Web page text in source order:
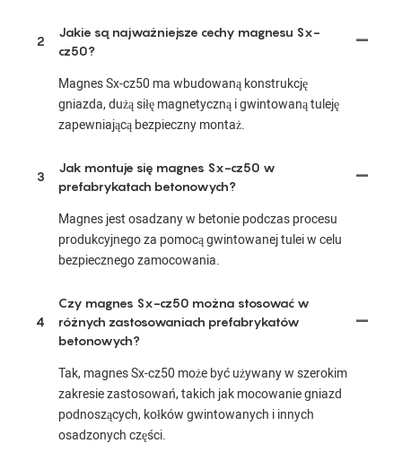
2
Jakie są najważniejsze cechy magnesu Sx-
cz50?
Magnes Sx-cz50 ma wbudowaną konstrukcję
gniazda, dużą siłę magnetyczną i gwintowaną tuleję
zapewniającą bezpieczny montaż.
3
Jak montuje się magnes Sx-cz50 w
prefabrykatach betonowych?
Magnes jest osadzany w betonie podczas procesu
produkcyjnego za pomocą gwintowanej tulei w celu
bezpiecznego zamocowania.
4
Czy magnes Sx-cz50 można stosować w
różnych zastosowaniach prefabrykatów
betonowych?
Tak, magnes Sx-cz50 może być używany w szerokim
zakresie zastosowań, takich jak mocowanie gniazd
podnoszących, kołków gwintowanych i innych
osadzonych części.